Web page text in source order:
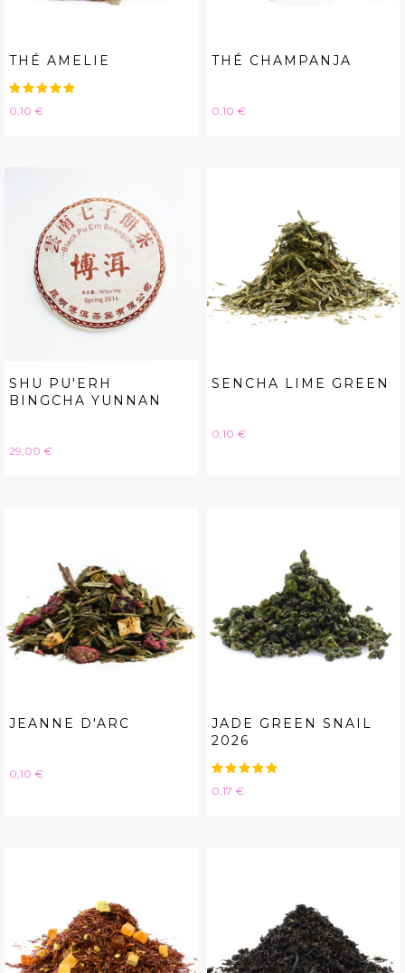
THÉ AMELIE
Hinta
0,10 €
THÉ CHAMPANJA
Hinta
0,10 €
SHU PU'ERH
BINGCHA YUNNAN
Hinta
29,00 €
SENCHA LIME GREEN
Hinta
0,10 €
JEANNE D'ARC
Hinta
0,10 €
JADE GREEN SNAIL
2026
Hinta
0,17 €